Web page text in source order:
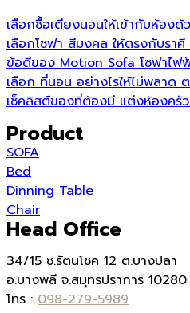
เลือกซื้อเตียงนอนให้เข้ากับห้อง
เลือกโซฟา สีมงคล ให้ตรงกับรา
ข้อดีของ Motion Sofa โซฟาไ
เลือก ที่นอน อย่างไรให้ไม่พลาด
เช็คลิสต์ของที่ต้องมี แต่งห้องครั
Product
SOFA
Bed
Dinning Table
Chair
Head Office
34/15 ซ.รัตนโชค 12 ต.บางปลา
อ.บางพลี จ.สมุทรปราการ 10280
โทร : 098-279-5989